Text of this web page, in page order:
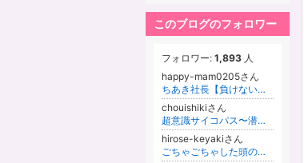
このブログのフォロワー
フォロワー: 1,893 人
happy-mam0205さん
ちあき社長【負けない女性起業家の戦い方】
chouishikiさん
超意識サイコパス〜潜在意識を超越する〜
hirose-keyakiさん
ごちゃごちゃした頭の中も、散らかった部屋もスッキリ！モノを選ぶ片付けで時間に追われない暮らし／1日15分お片付け／広瀬けやき